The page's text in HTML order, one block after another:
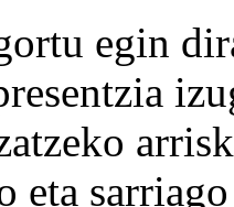
egin
eta